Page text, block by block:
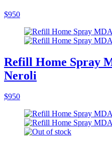
$950
Refill Home Spray
Neroli
$950